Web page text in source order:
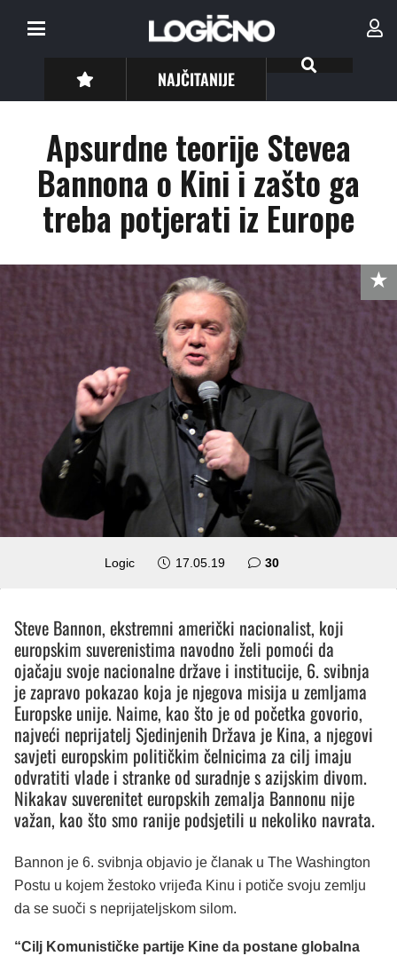
NAJČITANIJE
Apsurdne teorije Stevea
Bannona o Kini i zašto ga
treba potjerati iz Europe
Logic 17.05.19 30komentara
Steve Bannon, ekstremni američki nacionalist, koji
europskim suverenistima navodno želi pomoći da
ojačaju svoje nacionalne države i institucije, 6. svibnja
je zapravo pokazao koja je njegova misija u zemljama
Europske unije. Naime, kao što je od početka govorio,
najveći neprijatelj Sjedinjenih Država je Kina, a njegovi
savjeti europskim političkim čelnicima za cilj imaju
odvratiti vlade i stranke od suradnje s azijskim divom.
Nikakav suverenitet europskih zemalja Bannonu nije
važan, kao što smo ranije podsjetili u nekoliko navrata.
Bannon je 6. svibnja objavio je članak u The Washington
Postu u kojem žestoko vrijeđa Kinu i potiče svoju zemlju
da se suoči s neprijateljskom silom.
“Cilj Komunističke partije Kine da postane globalna